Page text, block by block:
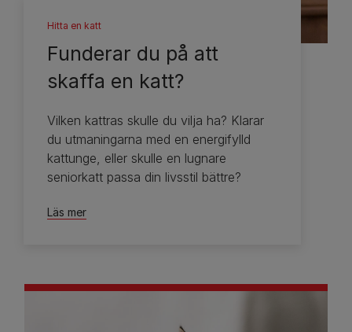
Hitta en katt
Funderar du på att
skaffa en katt?
Vilken kattras skulle du vilja ha? Klarar
du utmaningarna med en energifylld
kattunge, eller skulle en lugnare
seniorkatt passa din livsstil bättre?
Läs mer